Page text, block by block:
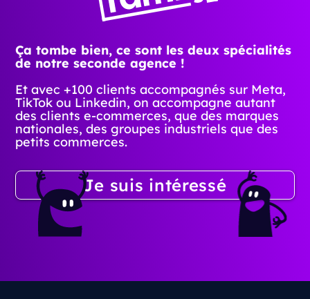
Ça tombe bien, ce sont les deux spécialités
de notre seconde agence !
Et avec +100 clients accompagnés sur Meta,
TikTok ou Linkedin, on accompagne autant
des clients e-commerces, que des marques
nationales, des groupes industriels que des
petits commerces.
Je suis intéressé